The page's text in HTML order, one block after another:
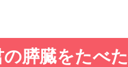
膵臓をたべ